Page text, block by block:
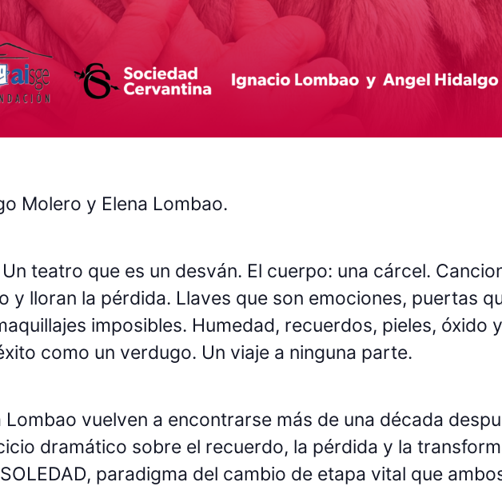
Molero y Elena Lombao.
teatro que es un desván. El cuerpo: una cárcel.
y lloran la pérdida. Llaves que son emociones, puertas
imposibles. Humedad, recuerdos, pieles, óxido
como un verdugo. Un viaje a ninguna parte.
vuelven a encontrarse más de una década
dramático sobre el recuerdo, la pérdida y la
paradigma del cambio de etapa vital que